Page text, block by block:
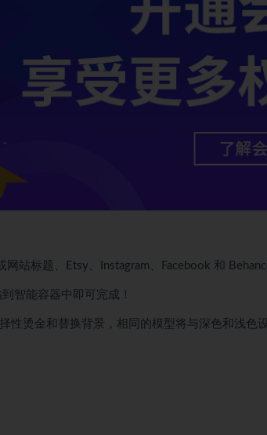
站标题、Etsy、Instagram、Facebook 和
智能容器中即可完成！
性烫金和替换背景，相同的模型将与深色和浅色